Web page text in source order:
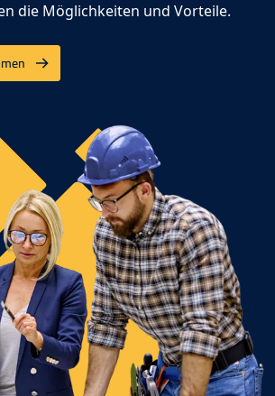
die Möglichkeiten und Vorteile.